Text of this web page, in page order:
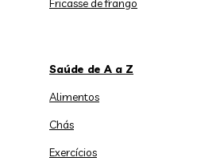
Fricasse de frango
Saúde de A a Z
Alimentos
Chás
Exercícios